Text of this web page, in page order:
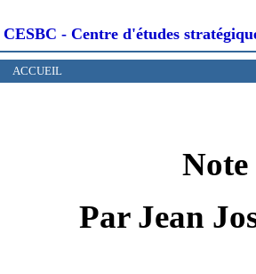
CESBC - Centre d'études
ACCUEIL
Par Jean